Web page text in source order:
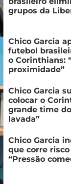
grupos da
Chico Garcia
futebol
o Corinthians:
proximidade”
Chico Garcia
colocar o
grande time
lavada”
Chico Garcia
que corre
“Pressão